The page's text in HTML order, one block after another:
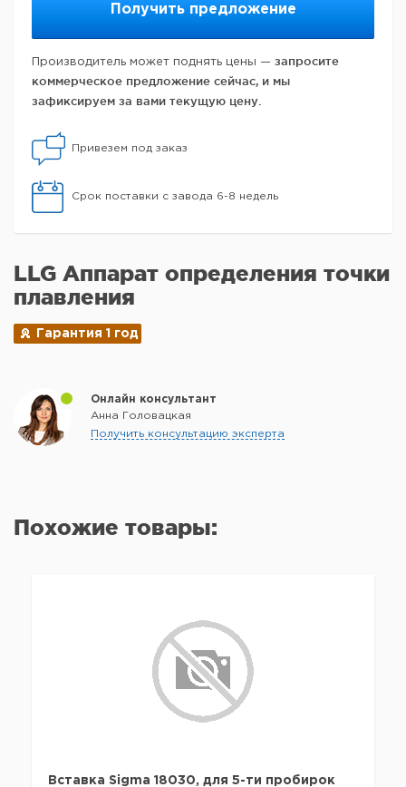
Получить предложение
Производитель может поднять цены — запросите
коммерческое предложение сейчас, и мы
зафиксируем за вами текущую цену.
Привезем под заказ
Срок поставки с завода 6-8 недель
LLG Аппарат определения точки
плавления
Гарантия 1 год
Онлайн консультант
Анна Головацкая
Получить консультацию эксперта
Похожие товары:
Вставка Sigma 18030, для 5-ти пробирок